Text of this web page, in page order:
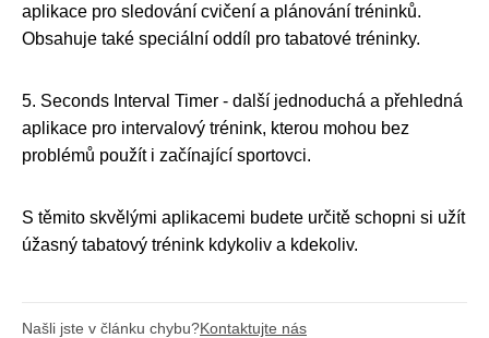
aplikace pro sledování cvičení a plánování tréninků.
Obsahuje také speciální oddíl pro tabatové tréninky.
5. Seconds Interval Timer - další jednoduchá a přehledná
aplikace pro intervalový trénink, kterou mohou bez
problémů použít i začínající sportovci.
S těmito skvělými aplikacemi budete určitě schopni si užít
úžasný tabatový trénink kdykoliv a kdekoliv.
Našli jste v článku chybu?Kontaktujte nás